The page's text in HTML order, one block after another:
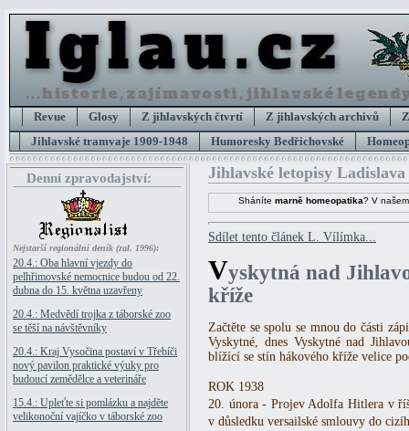
Revue Glosy Z jihlavských čtvrtí Z jihlavských archivů
Jihlavské tramvaje 1909-1948
Humoresky Bedřichovské
Denní zpravodajství:
Nejstarší regionální deník (zal. 1996):
20.4.: Oba hlavní vjezdy do
pelhřimovské nemocnice budou od 22.
dubna do 15. května uzavřeny
20.4.: Medvědí trojka z táborské zoo
se těší na návštěvníky
20.4.: Kraj Vysočina postaví v Třebíči
nový pavilon praktické výuky pro
budoucí zemědělce a veterináře
15.4.: Upleťte si pomlázku a najděte
velikonoční vajíčko v táborské zoo
Jihlavské letopisy
Sháníte marně homeopatika? V
Sdílet tento článek L. Vílímka...
Vyskytná nad
kříže
Začtěte se spolu se mnou do části
Vyskytné, dnes Vyskytné nad
blížící se stín hákového kříže velice
ROK 1938
20. února - Projev Adolfa Hitlera v
v důsledku versailské smlouvy do